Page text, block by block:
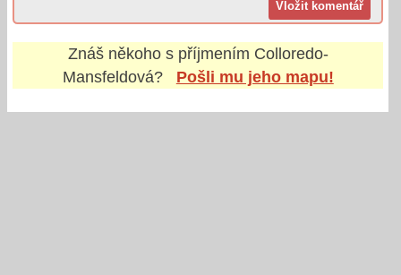
Znáš někoho s příjmením Colloredo-
Mansfeldová? Pošli mu jeho mapu!